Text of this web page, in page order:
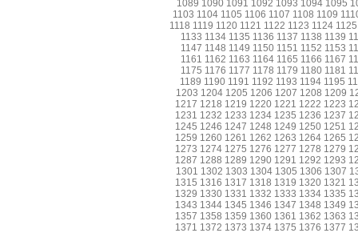
1089 1090 1091 1092 1093 1094 1095
1103 1104 1105 1106 1107 1108 1109
1118 1119 1120 1121 1122 1123 1124 1125
1133 1134 1135 1136 1137 1138 1139
1147 1148 1149 1150 1151 1152 1153
1161 1162 1163 1164 1165 1166 1167
1175 1176 1177 1178 1179 1180 1181
1189 1190 1191 1192 1193 1194 1195
1203 1204 1205 1206 1207 1208 1209
1217 1218 1219 1220 1221 1222 1223
1231 1232 1233 1234 1235 1236 1237
1245 1246 1247 1248 1249 1250 1251
1259 1260 1261 1262 1263 1264 1265
1273 1274 1275 1276 1277 1278 1279
1287 1288 1289 1290 1291 1292 1293
1301 1302 1303 1304 1305 1306 1307
1315 1316 1317 1318 1319 1320 1321
1329 1330 1331 1332 1333 1334 1335
1343 1344 1345 1346 1347 1348 1349
1357 1358 1359 1360 1361 1362 1363
1371 1372 1373 1374 1375 1376 1377